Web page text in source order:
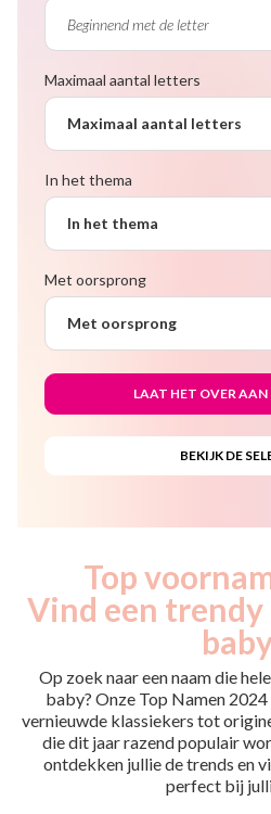
Maximaal aantal letters
Maximaal aantal letters
In het thema
In het thema
Met oorsprong
Met oorsprong
Top
Vind een trendy
Op zoek naar een naam die
baby? Onze Top Namen
vernieuwde klassiekers tot
die dit jaar razend populair
ontdekken jullie de trends en
perfect bij